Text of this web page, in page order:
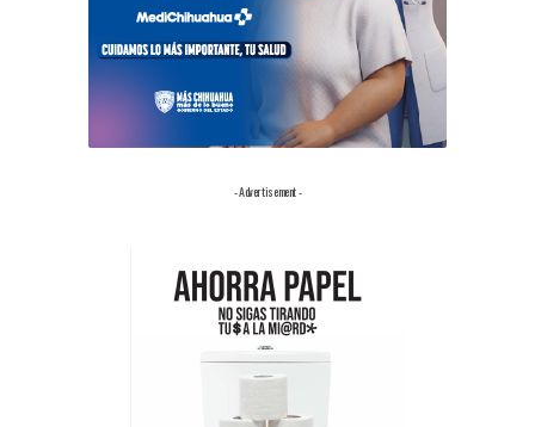
- Advertisement -